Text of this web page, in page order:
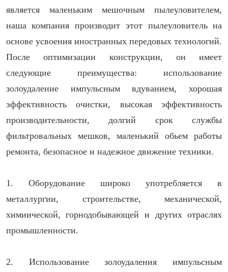
является маленьким мешочным пылеуловителем,
наша компания производит этот пылеуловитель на
основе усвоения иностранных передовых технологий.
После оптимизации конструкции, он имеет
следующие преимущества: использование
золоудаление импульсным вдуванием, хорошая
эффективность очистки, высокая эффективность
производительности, долгий срок службы
фильтровальных мешков, маленький обьем работы
ремонта, безопасное и надежное движение техники.
1. Оборудование широко употребляется в
металлургии, строительстве, механической,
химиической, горнодобывающей и других отраслях
промышленности.
2. Использование золоудаления импульсным